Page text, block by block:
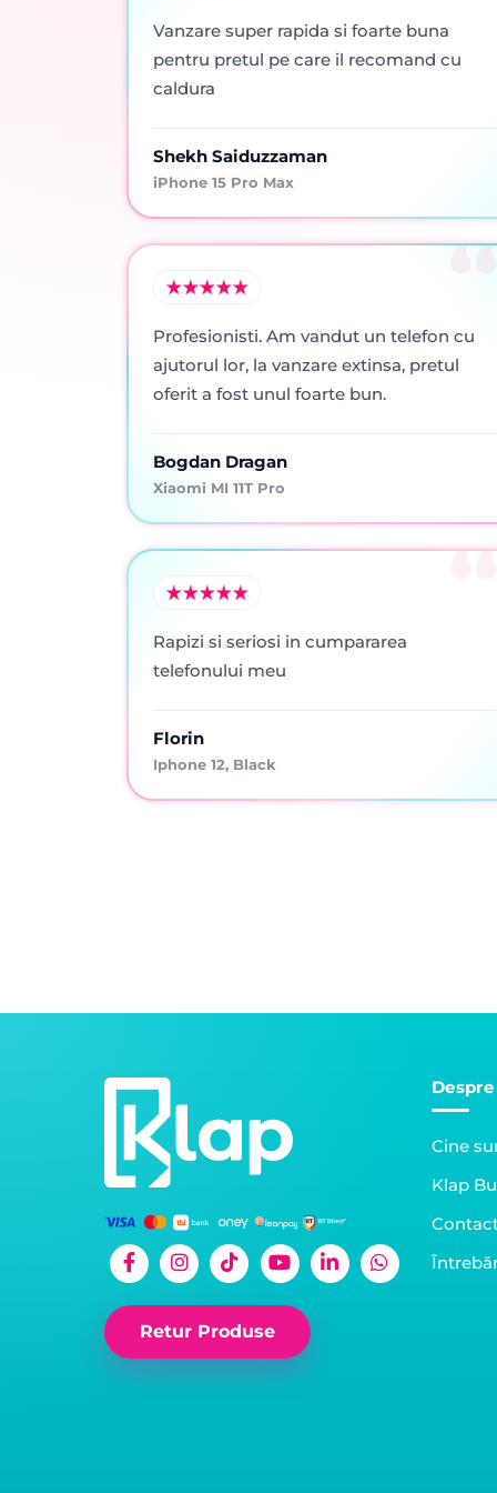
Vanzare super rapida si foarte buna
pentru pretul pe care il recomand cu
caldura
Shekh Saiduzzaman
iPhone 15 Pro Max
Profesionisti. Am vandut un telefon cu
ajutorul lor, la vanzare extinsa, pretul
oferit a fost unul foarte bun.
Bogdan Dragan
Xiaomi MI 11T Pro
Rapizi si seriosi in cumpararea
telefonului meu
Florin
Iphone 12, Black
Retur Produse
Cine
Klap